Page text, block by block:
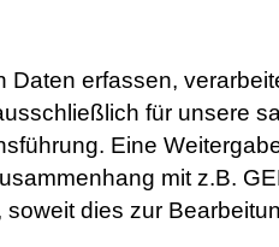
Daten erfassen,
für unsere
Eine
mit z.B.
dies zur